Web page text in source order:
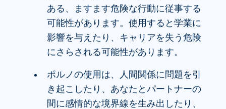
ある、ますます危険な行動に従事する
可能性があります。使用すると学業に
影響を与えたり、キャリアを失う危険
にさらされる可能性があります。
ポルノの使用は、人間関係に問題を引
き起こしたり、あなたとパートナーの
間に感情的な境界線を生み出したり、